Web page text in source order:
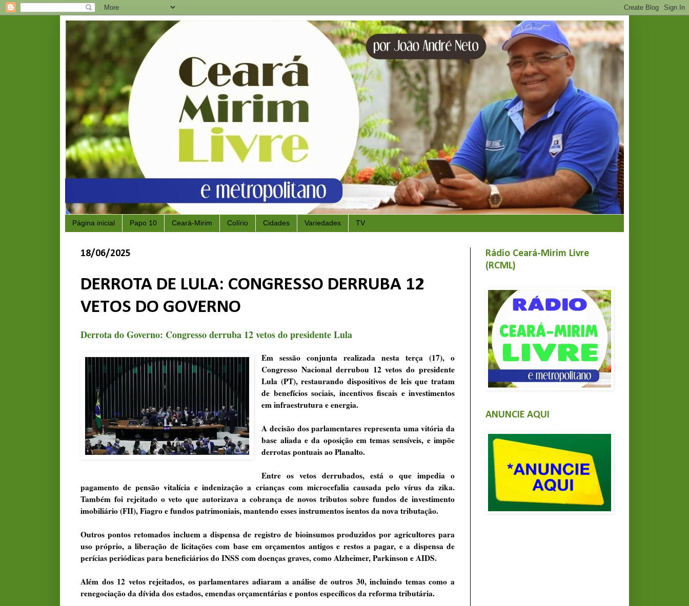
Página inicial Papo 10 Ceará-Mirim Colírio Cidades Variedades TV
18/06/2025
DERROTA DE LULA: CONGRESSO DERRUBA 12
VETOS DO GOVERNO
Derrota do Governo: Congresso derruba 12 vetos do presidente Lula
Em sessão conjunta realizada nesta terça (17), o
Congresso Nacional derrubou 12 vetos do presidente
Lula (PT), restaurando dispositivos de leis que tratam
de benefícios sociais, incentivos fiscais e investimentos
em infraestrutura e energia.
A decisão dos parlamentares representa uma vitória da
base aliada e da oposição em temas sensíveis, e impõe
derrotas pontuais ao Planalto.
Entre os vetos derrubados, está o que impedia o
pagamento de pensão vitalícia e indenização a crianças com microcefalia causada pelo vírus da zika.
Também foi rejeitado o veto que autorizava a cobrança de novos tributos sobre fundos de investimento
imobiliário (FII), Fiagro e fundos patrimoniais, mantendo esses instrumentos isentos da nova tributação.
Outros pontos retomados incluem a dispensa de registro de bioinsumos produzidos por agricultores para
uso próprio, a liberação de licitações com base em orçamentos antigos e restos a pagar, e a dispensa de
perícias periódicas para beneficiários do INSS com doenças graves, como Alzheimer, Parkinson e AIDS.
Além dos 12 vetos rejeitados, os parlamentares adiaram a análise de outros 30, incluindo temas como a
renegociação da dívida dos estados, emendas orçamentárias e pontos específicos da reforma tributária.
Rádio Ceará-Mirim Livre
(RCML)
ANUNCIE AQUI